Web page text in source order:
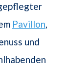
Pavillon,
und